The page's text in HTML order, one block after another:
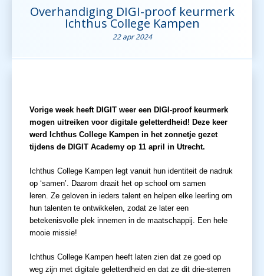
Over ons
Overhandiging DIGI-proof keurmerk
Ichthus College Kampen
22 apr 2024
Vorige week heeft DIGIT weer een DIGI-proof keurmerk
mogen uitreiken voor digitale geletterdheid! Deze keer
werd Ichthus College Kampen in het zonnetje gezet
tijdens de DIGIT Academy op 11 april in Utrecht.
Ichthus College Kampen legt vanuit hun identiteit de nadruk
op ‘samen’. Daarom draait het op school om samen
leren. Ze geloven in ieders talent en helpen elke leerling om
hun talenten te ontwikkelen, zodat ze later een
betekenisvolle plek innemen in de maatschappij. Een hele
mooie missie!
Ichthus College Kampen heeft laten zien dat ze goed op
weg zijn met digitale geletterdheid en dat ze dit drie-sterren